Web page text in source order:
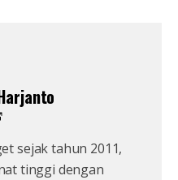
sejak tahun 2011,
tinggi dengan